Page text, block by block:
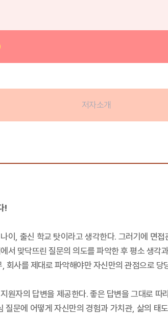
저자소개
!
이, 출신 학교 탓이라고 생각한다. 그러기에 면
서 맞닥뜨린 질문의 의도를 파악한 후 평소 생
회사를 제대로 파악해야만 자신만의 관점으로
자의 답변을 제공한다. 좋은 답변을 그대로 따
문에 어떻게 자신만의 경험과 가치관, 삶의